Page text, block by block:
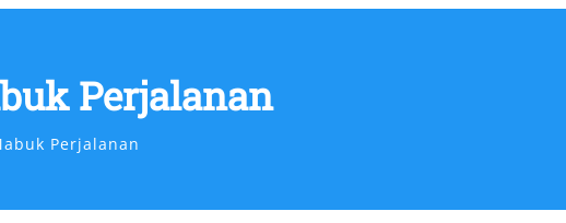
Perjalanan
Perjalanan